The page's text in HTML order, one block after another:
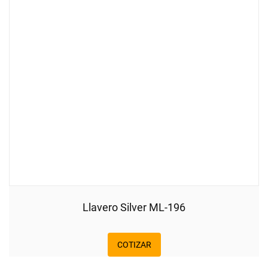
Llavero Silver ML-196
COTIZAR